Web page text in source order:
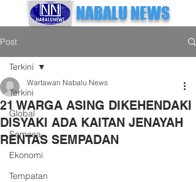
NABALU NEWS
Post
Terkini
Global
Semasa
Ekonomi
Tempatan
Terkini
21 WARGA ASING DIKEHENDAKI
DISYAKI ADA KAITAN JENAYAH
RENTAS SEMPADAN
Wartawan Nabalu News